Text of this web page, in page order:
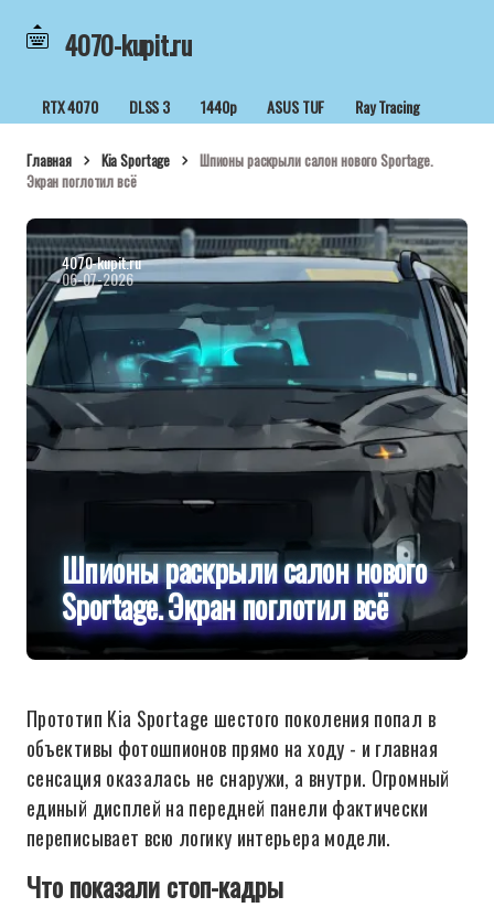
4070-kupit.ru
RTX 4070 DLSS 3 1440p ASUS TUF Ray Tracing
Главная Kia Sportage
Шпионы раскрыли салон нового Sportage.
Экран поглотил всё
4070-kupit.ru
06-07-2026
Шпионы раскрыли салон нового
Sportage. Экран поглотил всё
Прототип Kia Sportage шестого поколения попал в
объективы фотошпионов прямо на ходу - и главная
сенсация оказалась не снаружи, а внутри. Огромный
единый дисплей на передней панели фактически
переписывает всю логику интерьера модели.
Что показали стоп-кадры